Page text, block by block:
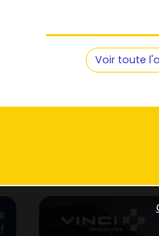
Voir toute